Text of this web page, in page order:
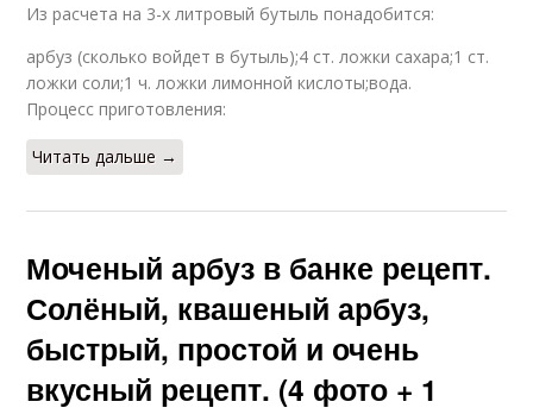
Из расчета на 3-х литровый бутыль понадобится:
арбуз (сколько войдет в бутыль);4 ст. ложки сахара;1 ст.
ложки соли;1 ч. ложки лимонной кислоты;вода.
Процесс приготовления:
Читать дальше →
Моченый арбуз в банке рецепт.
Солёный, квашеный арбуз,
быстрый, простой и очень
вкусный рецепт. (4 фото + 1